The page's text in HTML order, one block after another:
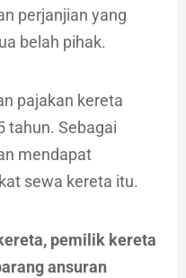
perjanjian yang
belah pihak.
pajakan kereta
tahun. Sebagai
mendapat
sewa kereta itu.
pemilik kereta
ansuran